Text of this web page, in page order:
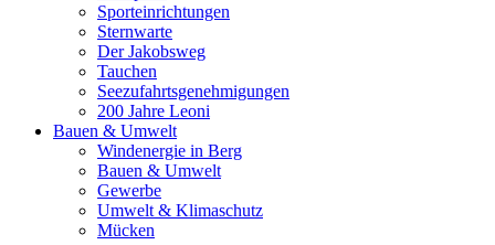
Sporteinrichtungen
Sternwarte
Der Jakobsweg
Tauchen
Seezufahrtsgenehmigungen
200 Jahre Leoni
Bauen & Umwelt
Windenergie in Berg
Bauen & Umwelt
Gewerbe
Umwelt & Klimaschutz
Mücken